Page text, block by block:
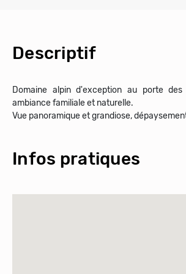
Descriptif
Domaine alpin d'exception au porte des
ambiance familiale et naturelle.
Vue panoramique et grandiose,
Infos pratiques